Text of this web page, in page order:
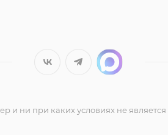
ни при каких условиях не